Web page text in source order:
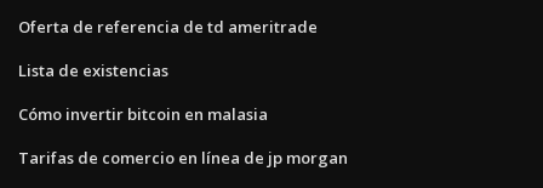
Oferta de referencia de td ameritrade
Lista de existencias
Cómo invertir bitcoin en malasia
Tarifas de comercio en línea de jp morgan